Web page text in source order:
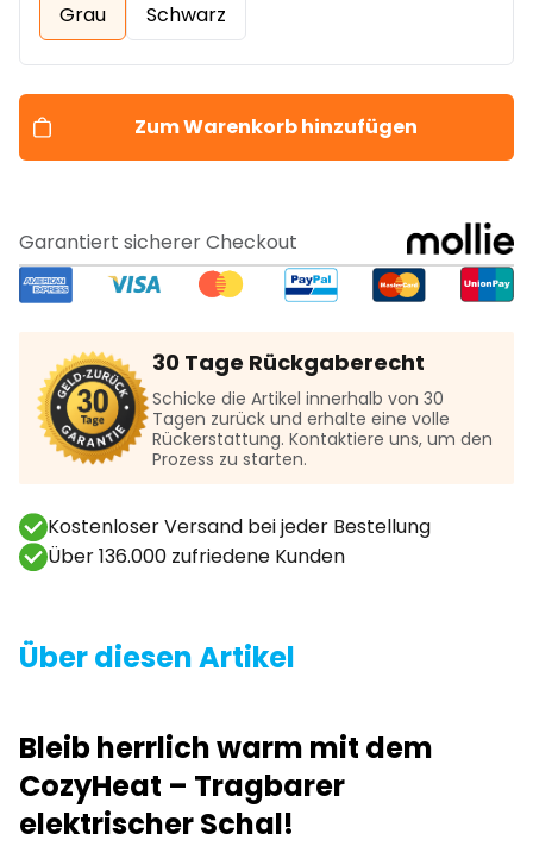
Grau Schwarz
Zum Warenkorb hinzufügen
Garantiert sicherer Checkout
30 Tage Rückgaberecht
Schicke die Artikel innerhalb von 30
Tagen zurück und erhalte eine volle
Rückerstattung. Kontaktiere uns, um den
Prozess zu starten.
Kostenloser Versand bei jeder Bestellung
Über 136.000 zufriedene Kunden
Über diesen Artikel
Bleib herrlich warm mit dem
CozyHeat – Tragbarer
elektrischer Schal!